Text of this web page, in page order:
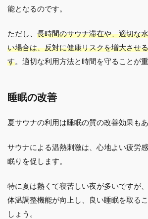
能となるのです。
ただし、 長時間のサウナ滞在や、適切な
い場合は、反対に健康リスクを増大させ
す。適切な利用方法と時間を守ることが重
睡眠の改善
夏サウナの利用は睡眠の質の改善効果もあ
サウナによる温熱刺激は、心地よい疲労
眠りを促します。
特に夏は熱くて寝苦しい夜が多いですが
体温調整機能が向上し、良い睡眠を取る
しょう。